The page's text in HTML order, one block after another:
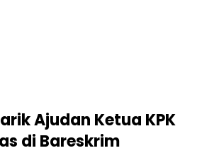
Ajudan Ketua KPK
di Bareskrim